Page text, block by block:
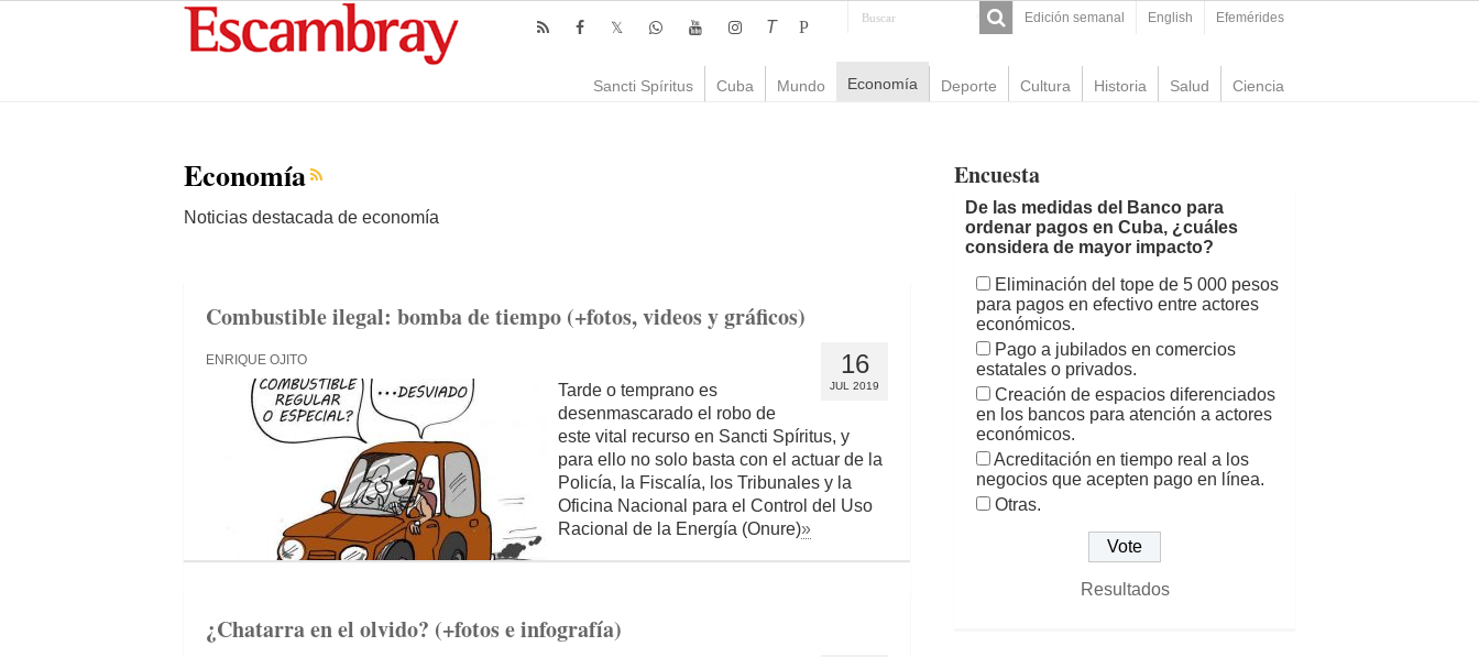
Edición semanal English Efemérides
T P
Sancti Spíritus Cuba Mundo Economía Deporte Cultura Historia Salud Ciencia
Economía
Noticias destacada de economía
Combustible ilegal: bomba de tiempo (+fotos, videos y gráficos)
16
JUL 2019
ENRIQUE OJITO
Tarde o temprano es
desenmascarado el robo de
este vital recurso en Sancti Spíritus, y
para ello no solo basta con el actuar de la
Policía, la Fiscalía, los Tribunales y la
Oficina Nacional para el Control del Uso
Racional de la Energía (Onure)»
¿Chatarra en el olvido? (+fotos e infografía)
Encuesta
De las medidas del Banco para
ordenar pagos en Cuba, ¿cuáles
considera de mayor impacto?
Eliminación del tope de 5 000 pesos
para pagos en efectivo entre actores
económicos.
Pago a jubilados en comercios
estatales o privados.
Creación de espacios diferenciados
en los bancos para atención a actores
económicos.
Acreditación en tiempo real a los
negocios que acepten pago en línea.
Otras.
Resultados